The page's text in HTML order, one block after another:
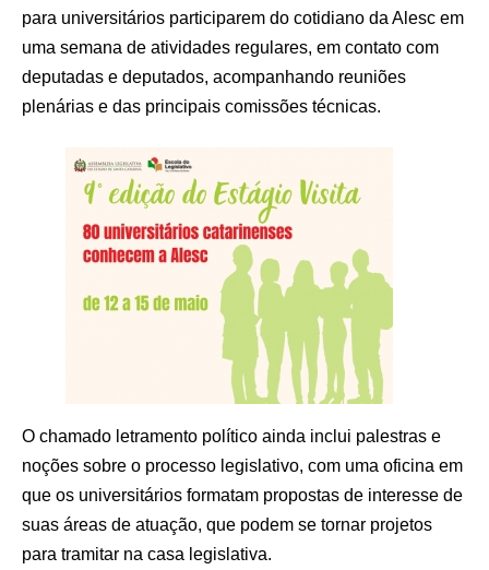
para universitários participarem do cotidiano da Alesc em
uma semana de atividades regulares, em contato com
deputadas e deputados, acompanhando reuniões
plenárias e das principais comissões técnicas.
O chamado letramento político ainda inclui palestras e
noções sobre o processo legislativo, com uma oficina em
que os universitários formatam propostas de interesse de
suas áreas de atuação, que podem se tornar projetos
para tramitar na casa legislativa.